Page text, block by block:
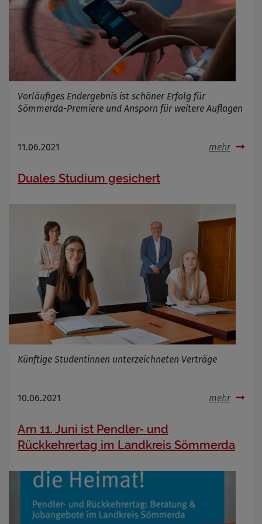
Vorläufiges Endergebnis ist schöner Erfolg für
Sömmerda-Premiere und Ansporn für weitere Auflagen
11.06.2021 mehr
Duales Studium gesichert
Künftige Studentinnen unterzeichneten Verträge
10.06.2021 mehr
Am 11. Juni ist Pendler- und
Rückkehrertag im Landkreis Sömmerda
Cookie Laufzeit
Name
Cookies die bei der Verwendung von
OpenWeatherAPI gesetzt werden
Zweck